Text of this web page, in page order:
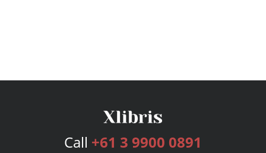
Call +61 3 9900 0891